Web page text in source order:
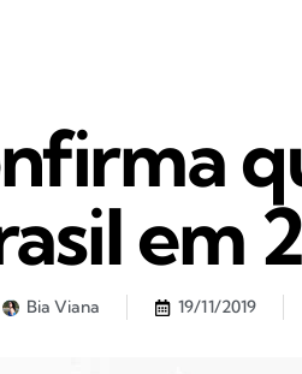
em
Bia Viana 19/11/2019